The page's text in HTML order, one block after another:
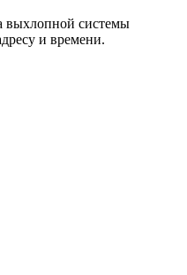
выхлопной системы
и времени.